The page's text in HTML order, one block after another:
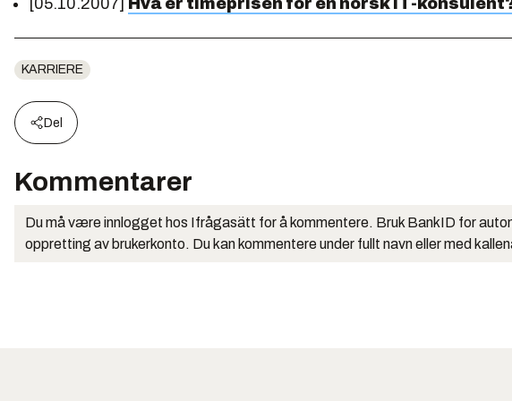
[05.10.2007] Hva er timeprisen for en norsk IT-
KARRIERE
Del
Kommentarer
Du må være innlogget hos Ifrågasätt for å kommentere. Bruk BankID for
oppretting av brukerkonto. Du kan kommentere under fullt navn eller med